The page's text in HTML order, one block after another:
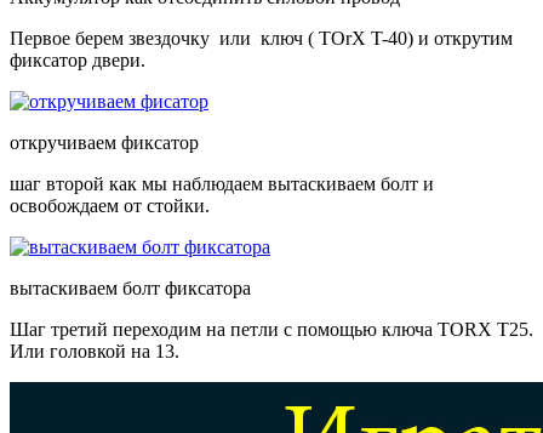
Первое берем звездочку или ключ ( TOrX T-40) и открутим
фиксатор двери.
откручиваем фиксатор
шаг второй как мы наблюдаем вытаскиваем болт и
освобождаем от стойки.
вытаскиваем болт фиксатора
Шаг третий переходим на петли с помощью ключа TORX T25.
Или головкой на 13.